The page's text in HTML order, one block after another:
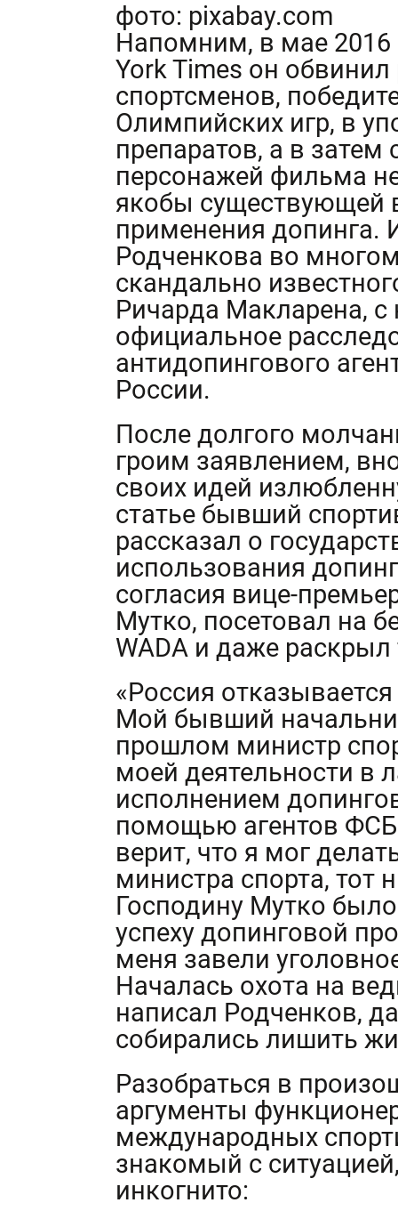
фото: pixabay.com
Напомним, в мае 2016
York Times он
спортсменов,
Олимпийских игр, в
препаратов, а в
персонажей фильма
якобы существующей
применения допинга.
Родченкова во
скандально
Ричарда Макларена, с
официальное
антидопингового
России.
После долгого
гроим заявлением,
своих идей
статье бывший
рассказал о
использования
согласия вице-
Мутко, посетовал на
WADA и даже
«Россия
Мой бывший
прошлом министр
моей деятельности в
исполнением
помощью агентов ФСБ
верит, что я мог
министра спорта, тот
Господину Мутко
успеху допинговой
меня завели
Началась охота на
написал Родченков,
собирались лишить
Разобраться в
аргументы
международных
знакомый с
инкогнито: